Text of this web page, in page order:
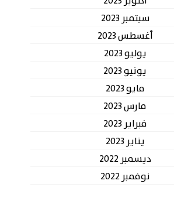
سبتمبر 2023
أغسطس 2023
يوليو 2023
يونيو 2023
مايو 2023
مارس 2023
فبراير 2023
يناير 2023
ديسمبر 2022
نوفمبر 2022